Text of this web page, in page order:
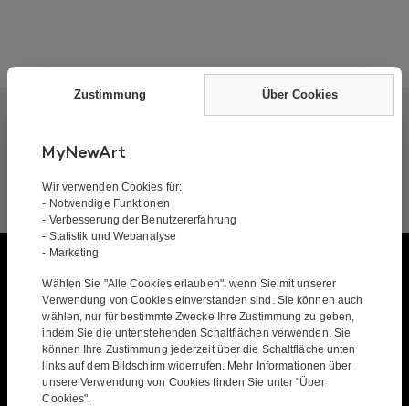
Gemälde
Alle Gemälde
Abstrakte Gemälde
Bunte Gemälde
Gemaelde Mit Motiven
Zustimmung Über Cookies
MyNewArt
Wir verwenden Cookies für:
- Notwendige Funktionen
- Verbesserung der Benutzererfahrung
- Statistik und Webanalyse
- Marketing
Wählen Sie "Alle Cookies erlauben", wenn Sie mit unserer
Verwendung von Cookies einverstanden sind. Sie können auch
wählen, nur für bestimmte Zwecke Ihre Zustimmung zu geben,
indem Sie die untenstehenden Schaltflächen verwenden. Sie
können Ihre Zustimmung jederzeit über die Schaltfläche unten
links auf dem Bildschirm widerrufen. Mehr Informationen über
unsere Verwendung von Cookies finden Sie unter "Über
Cookies".